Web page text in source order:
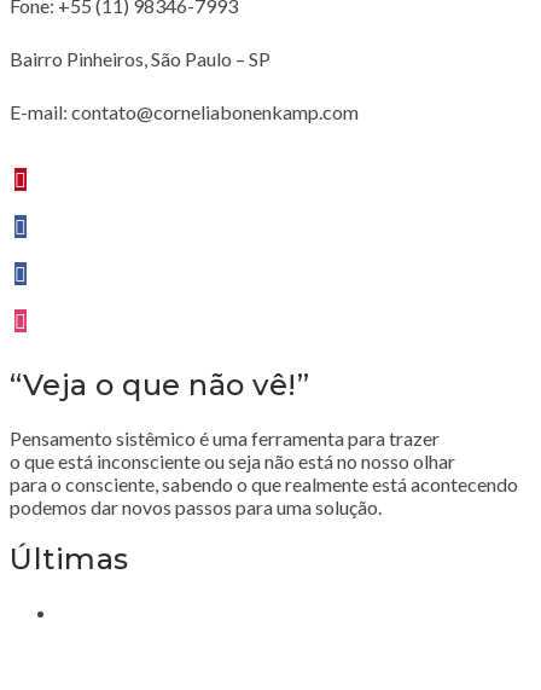
Fone: +55 (11) 98346-7993
Bairro Pinheiros, São Paulo – SP
E-mail: contato@corneliabonenkamp.com
“Veja o que não vê!”
Pensamento sistêmico é uma ferramenta para trazer
o que está inconsciente ou seja não está no nosso olhar
para o consciente, sabendo o que realmente está acontecendo
podemos dar novos passos para uma solução.
Últimas